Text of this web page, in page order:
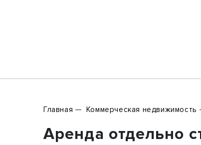
Главная Коммерческая недвижимость
Аренда отдельно